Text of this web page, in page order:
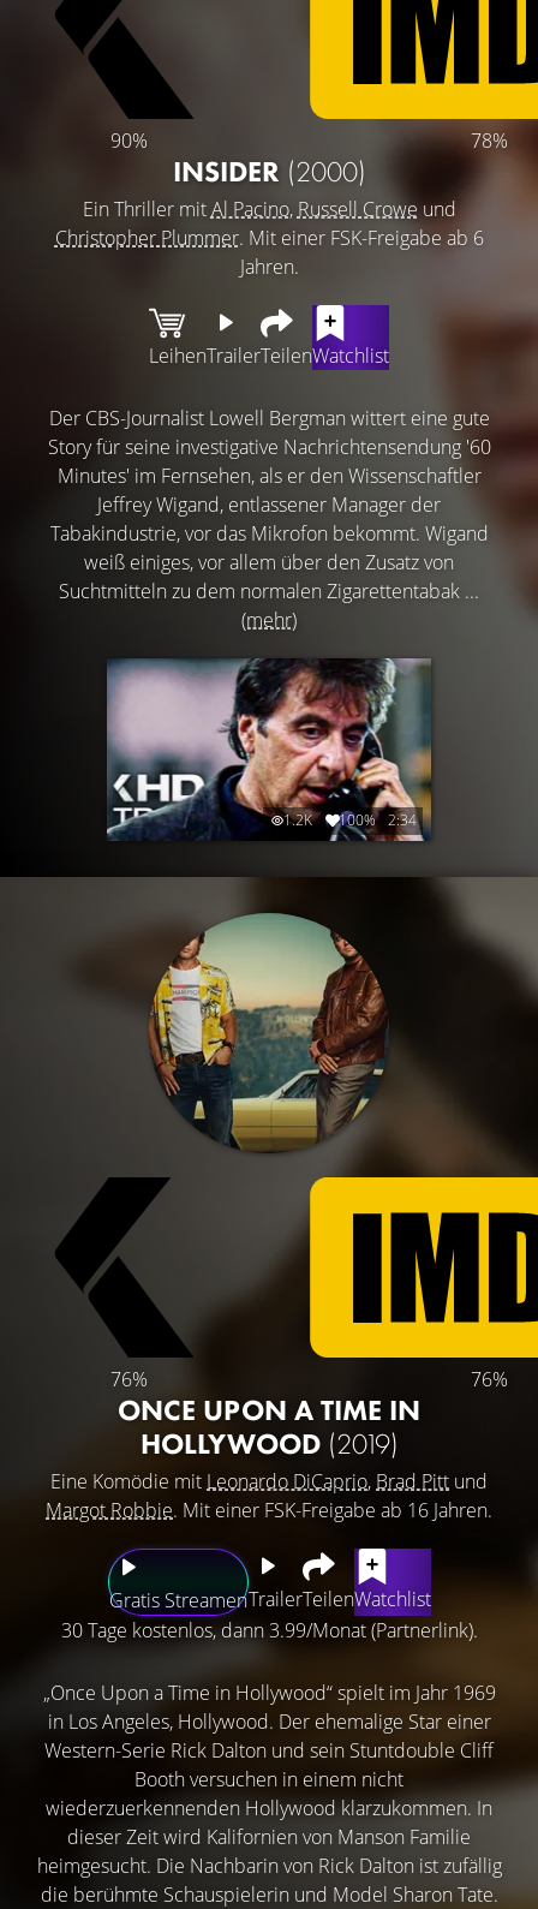
90% 78%
INSIDER (2000)
Ein Thriller mitAl Pacino, Russell Croweund
Christopher Plummer. Mit einer FSK-Freigabe ab 6
Jahren.
LeihenTrailerTeilenWatchlist
Der CBS-Journalist Lowell Bergman wittert eine gute
Story für seine investigative Nachrichtensendung '60
Minutes' im Fernsehen, als er den Wissenschaftler
Jeffrey Wigand, entlassener Manager der
Tabakindustrie, vor das Mikrofon bekommt. Wigand
weiß einiges, vor allem über den Zusatz von
Suchtmitteln zu dem normalen Zigarettentabak ...
(mehr)
1.2K 100% 2:34
76% 76%
ONCE UPON A TIME IN
HOLLYWOOD (2019)
Eine Komödie mit Leonardo DiCaprio, Brad Pitt und
Margot Robbie. Mit einer FSK-Freigabe ab 16 Jahren.
Gratis StreamenTrailerTeilenWatchlist
30 Tage kostenlos, dann 3.99/Monat (Partnerlink).
„Once Upon a Time in Hollywood“ spielt im Jahr 1969
in Los Angeles, Hollywood. Der ehemalige Star einer
Western-Serie Rick Dalton und sein Stuntdouble Cliff
Booth versuchen in einem nicht
wiederzuerkennenden Hollywood klarzukommen. In
dieser Zeit wird Kalifornien von Manson Familie
heimgesucht. Die Nachbarin von Rick Dalton ist zufällig
die berühmte Schauspielerin und Model Sharon Tate.